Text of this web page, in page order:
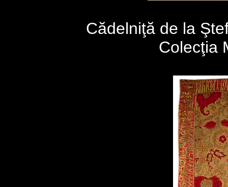
Cădelniţă de la
Colecţia